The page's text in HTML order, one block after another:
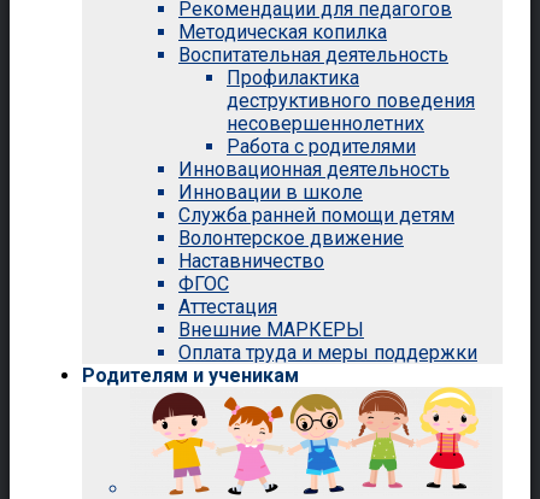
Рекомендации для педагогов
Методическая копилка
Воспитательная деятельность
Профилактика
деструктивного поведения
несовершеннолетних
Работа с родителями
Инновационная деятельность
Инновации в школе
Служба ранней помощи детям
Волонтерское движение
Наставничество
ФГОС
Аттестация
Внешние МАРКЕРЫ
Оплата труда и меры поддержки
Родителям и ученикам